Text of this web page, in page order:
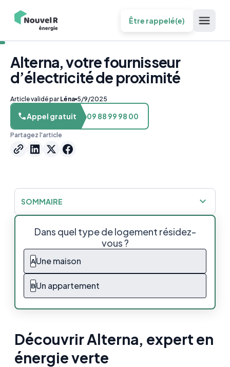
Être rappelé(e)
Alterna, votre fournisseur
d’électricité de proximité
Article validé par Léna 5/9/2025
Appel gratuit 09 88 99 98 00
Partagez l'article
Dans quel type de logement résidez-
vous ?
AUne maison
BUn appartement
Découvrir Alterna, expert en
énergie verte
SOMMAIRE
Découvrir Alterna, expert en énergie verte
Alterna, pionniers de l’énergie verte de
proximité
Électricité : les offres Alterna
En savoir plus sur votre contrat Alterna